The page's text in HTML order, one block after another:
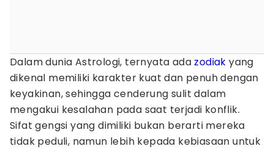
Dalam dunia Astrologi, ternyata ada zodiak yang
dikenal memiliki karakter kuat dan penuh dengan
keyakinan, sehingga cenderung sulit dalam
mengakui kesalahan pada saat terjadi konflik.
Sifat gengsi yang dimiliki bukan berarti mereka
tidak peduli, namun lebih kepada kebiasaan untuk